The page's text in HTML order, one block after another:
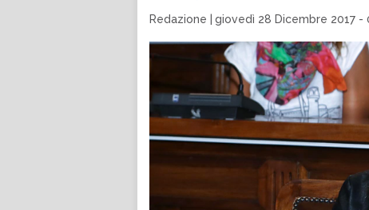
Redazione giovedì 28 Dicembre 2017 -